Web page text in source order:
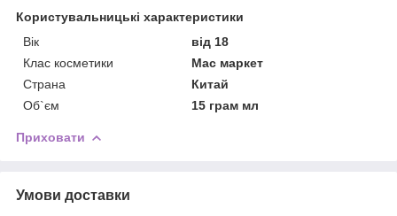
Користувальницькі характеристики
Вік
від 18
Клас косметики
Мас маркет
Страна
Китай
Об`єм
15 грам мл
Приховати
Умови доставки